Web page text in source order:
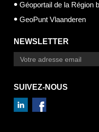
Géoportail de la Région
GeoPunt Vlaanderen
NEWSLETTER
SUIVEZ-NOUS